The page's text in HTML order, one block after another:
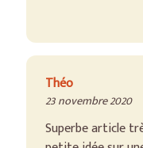
Théo
23 novembre 2020
Superbe article